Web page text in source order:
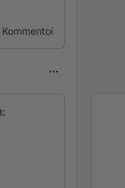
Kommentoi